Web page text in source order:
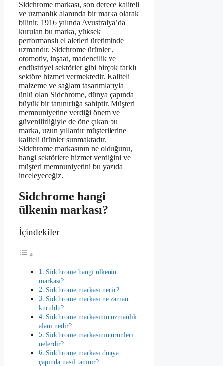
Sidchrome markası, son derece kaliteli
ve uzmanlık alanında bir marka olarak
bilinir. 1916 yılında Avustralya’da
kurulan bu marka, yüksek
performanslı el aletleri üretiminde
uzmandır. Sidchrome ürünleri,
otomotiv, inşaat, madencilik ve
endüstriyel sektörler gibi birçok farklı
sektöre hizmet vermektedir. Kaliteli
malzeme ve sağlam tasarımlarıyla
ünlü olan Sidchrome, dünya çapında
büyük bir tanınırlığa sahiptir. Müşteri
memnuniyetine verdiği önem ve
güvenilirliğiyle de öne çıkan bu
marka, uzun yıllardır müşterilerine
kaliteli ürünler sunmaktadır.
Sidchrome markasının ne olduğunu,
hangi sektörlere hizmet verdiğini ve
müşteri memnuniyetini bu yazıda
inceleyeceğiz.
Sidchrome hangi
ülkenin markası?
İçindekiler
Sidchrome hangi ülkenin
markası?
Sidchrome markası nedir?
Sidchrome markası ne zaman
kuruldu?
Sidchrome markasının uzmanlık
alanı nedir?
Sidchrome markasının ürünleri
nelerdir?
Sidchrome markası dünya
çapında nasıl tanınır?